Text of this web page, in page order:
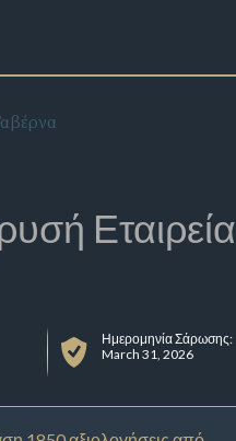
Εταιρεία
Ημερομηνία Σάρωσης:
March 31, 2026